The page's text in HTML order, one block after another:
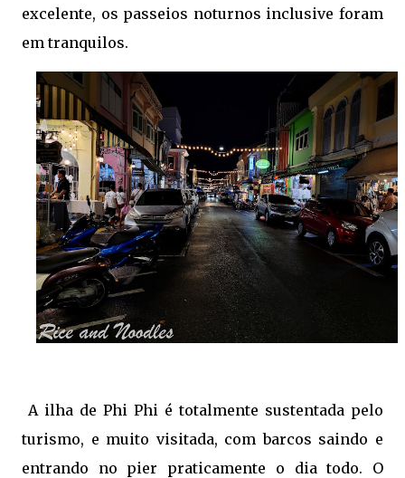
excelente, os passeios noturnos inclusive foram
em tranquilos.
A ilha de Phi Phi é totalmente sustentada pelo
turismo, e muito visitada, com barcos saindo e
entrando no pier praticamente o dia todo. O